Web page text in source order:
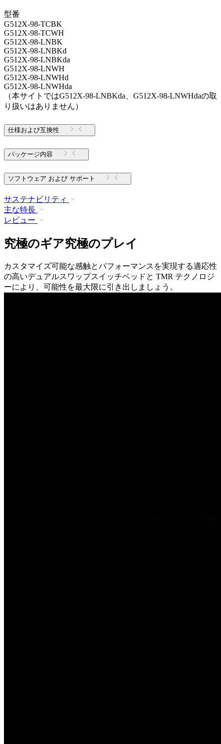
型番
G512X-98-TCBK
G512X-98-TCWH
G512X-98-LNBK
G512X-98-LNBKd
G512X-98-LNBKda
G512X-98-LNWH
G512X-98-LNWHd
G512X-98-LNWHda
（本サイトではG512X-98-LNBKda、G512X-98-LNWHdaの取
り扱いはありません）
仕様および互換性
パッケージ内容
ソフトウェア および サポート
サステナビリティ
主な特長
レビュー
究極のギア究極のプレイ
カスタマイズ可能な感触とパフォーマンスを実現する適応性
の高いデュアルスワップスイッチベッドと TMR テクノロジ
ーにより、可能性を最大限に引き出しましょう。